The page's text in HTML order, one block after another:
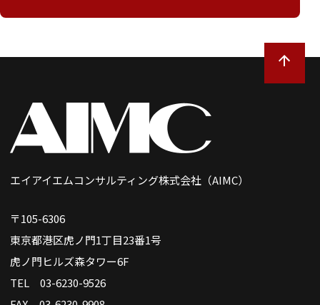
エイアイエムコンサルティング株式会社（AIMC）
〒105-6306
東京都港区虎ノ門1丁目23番1号
虎ノ門ヒルズ森タワー6F
TEL 03-6230-9526